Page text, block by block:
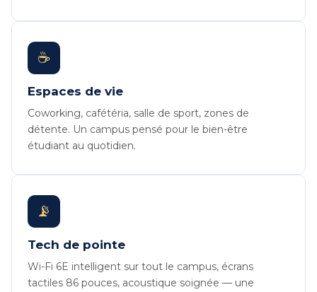
☕
Espaces de vie
Coworking, cafétéria, salle de sport, zones de
détente. Un campus pensé pour le bien-être
étudiant au quotidien.
📡
Tech de pointe
Wi-Fi 6E intelligent sur tout le campus, écrans
tactiles 86 pouces, acoustique soignée — une